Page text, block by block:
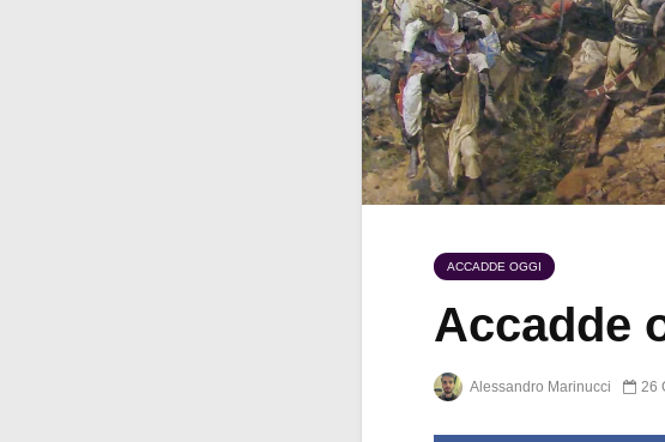
ACCADDE OGGI
Accadde
Alessandro Marinucci 26